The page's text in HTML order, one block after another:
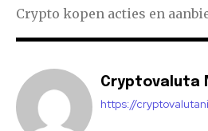
Crypto kopen acties en
Cryptovaluta
https://